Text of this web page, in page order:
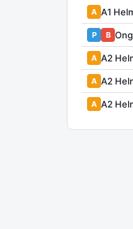
A A1
P B
A A2
A A2
A A2